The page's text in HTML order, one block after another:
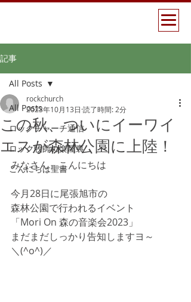
記事
All Posts
ロックチャーチ通信
ロック牧師の楽屋裏
こんにちは聖書
All Posts
この秋、ついにイーワイ
エスが森林公園に上陸！
rockchurch
2023年10月13日 読了時間: 2分
みなさん　こんにちは
今月28日に尾張旭市の
森林公園で行われるイベント
「Mori On 森の音楽会2023」
まだまだしっかり告知しますヨ～
＼(^o^)／